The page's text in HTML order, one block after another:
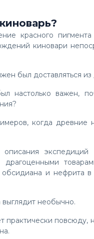
киновари
был доставляться
и нефрита в
выглядит необычно.